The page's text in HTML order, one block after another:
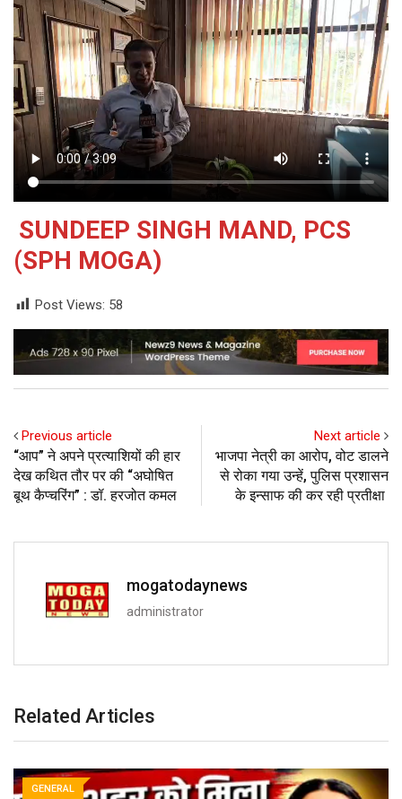
SUNDEEP SINGH MAND, PCS
(SPH MOGA)
Post Views: 58
Previous article
“आप” ने अपने प्रत्याशियों की हार
देख कथित तौर पर की “अघोषित
बूथ कैप्चरिंग” : डॉ. हरजोत कमल
Next article
भाजपा नेत्री का आरोप, वोट डालने
से रोका गया उन्हें, पुलिस प्रशासन
के इन्साफ की कर रही प्रतीक्षा
mogatodaynews
administrator
Related Articles
GENERAL